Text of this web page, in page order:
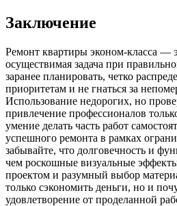
Заключение
Ремонт квартиры эконом-класса —
осуществимая задача при
заранее планировать, четко
приоритетам и не гнаться за
Использование недорогих, но
привлечение профессионалов
умение делать часть работ
успешного ремонта в рамках
забывайте, что долговечность и
чем роскошные визуальные
проектом и разумный выбор
только сэкономить деньги, но и
удовлетворение от проделанной